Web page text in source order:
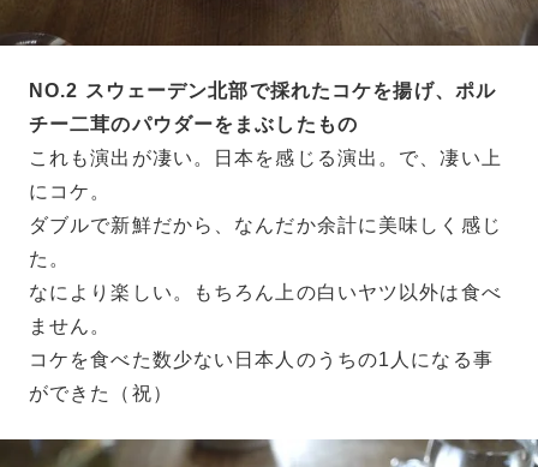
NO.2 スウェーデン北部で採れたコケを揚げ、ポル
チー二茸のパウダーをまぶしたもの
これも演出が凄い。日本を感じる演出。で、凄い上
にコケ。
ダブルで新鮮だから、なんだか余計に美味しく感じ
た。
なにより楽しい。もちろん上の白いヤツ以外は食べ
ません。
コケを食べた数少ない日本人のうちの1人になる事
ができた（祝）